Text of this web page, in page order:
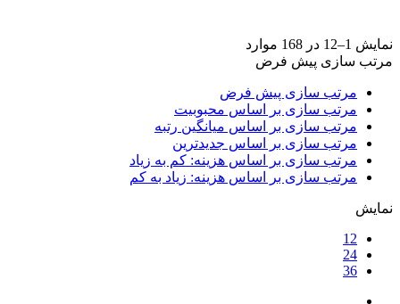
برند ها + نمایش 1–12 در 168 موارد
مرتب سازی پیش فرض
مرتب سازی پیش فرض
مرتب سازی بر اساس محبوبیت
مرتب سازی بر اساس میانگین رتبه
مرتب سازی بر اساس جدیدترین
مرتب سازی بر اساس هزینه: کم به زیاد
مرتب سازی بر اساس هزینه: زیاد به کم
نمایش
12
24
36